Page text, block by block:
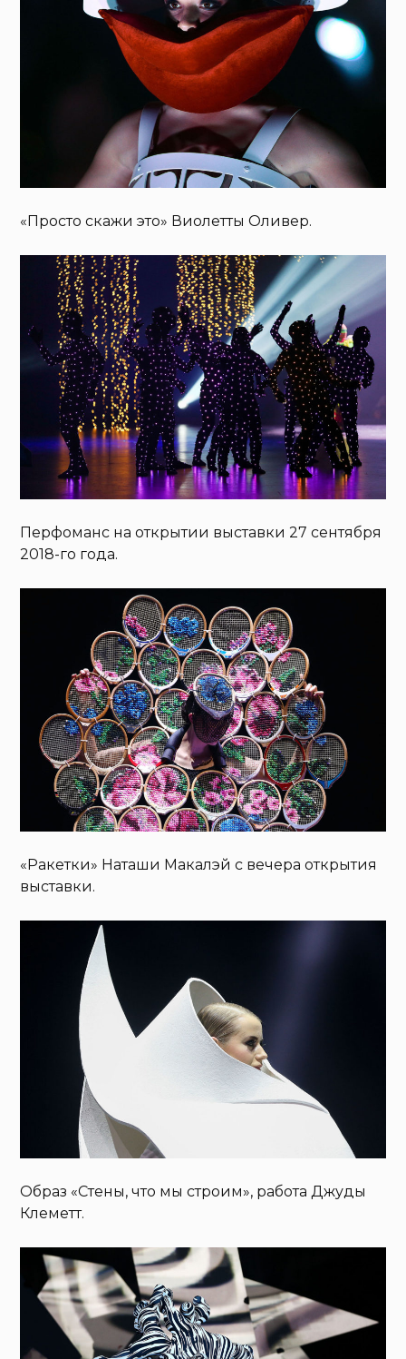
«Просто скажи это» Виолетты Оливер.
Перфоманс на открытии выставки 27 сентября
2018-го года.
«Ракетки» Наташи Макалэй с вечера открытия
выставки.
Образ «Стены, что мы строим», работа Джуды
Клеметт.